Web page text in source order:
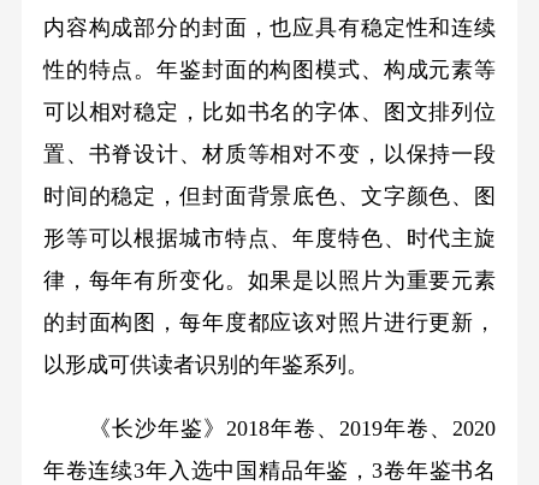
内容构成部分的封面，也应具有稳定性和连续
性的特点。年鉴封面的构图模式、构成元素等
可以相对稳定，比如书名的字体、图文排列位
置、书脊设计、材质等相对不变，以保持一段
时间的稳定，但封面背景底色、文字颜色、图
形等可以根据城市特点、年度特色、时代主旋
律，每年有所变化。如果是以照片为重要元素
的封面构图，每年度都应该对照片进行更新，
以形成可供读者识别的年鉴系列。
《长沙年鉴》2018年卷、2019年卷、2020
年卷连续3年入选中国精品年鉴，3卷年鉴书名